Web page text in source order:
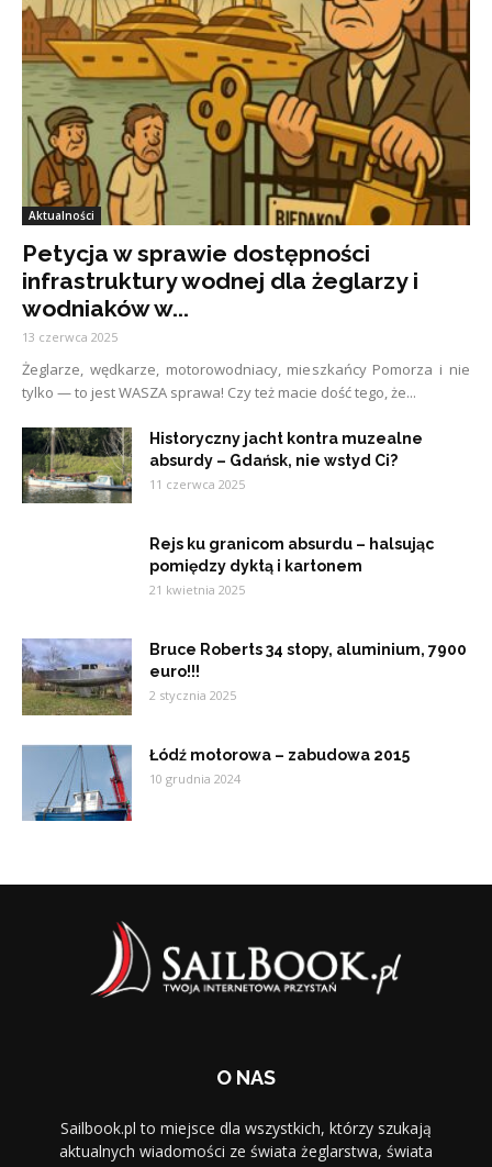
Aktualności
Petycja w sprawie dostępności
infrastruktury wodnej dla żeglarzy i
wodniaków w...
13 czerwca 2025
Żeglarze, wędkarze, motorowodniacy, mieszkańcy Pomorza i nie
tylko — to jest WASZA sprawa! Czy też macie dość tego, że...
Historyczny jacht kontra muzealne
absurdy – Gdańsk, nie wstyd Ci?
11 czerwca 2025
Rejs ku granicom absurdu – halsując
pomiędzy dyktą i kartonem
21 kwietnia 2025
Bruce Roberts 34 stopy, aluminium, 7900
euro!!!
2 stycznia 2025
Łódź motorowa – zabudowa 2015
10 grudnia 2024
O NAS
Sailbook.pl to miejsce dla wszystkich, którzy szukają
aktualnych wiadomości ze świata żeglarstwa, świata